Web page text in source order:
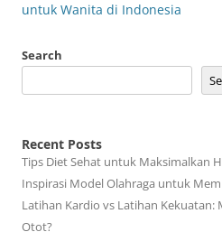
untuk Wanita di Indonesia
Search
Recent Posts
Tips Diet Sehat untuk Maksimalkan
Inspirasi Model Olahraga untuk
Latihan Kardio vs Latihan Kekuatan:
Otot?